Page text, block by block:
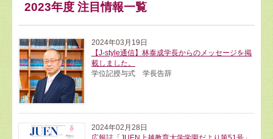
2023年度 注目情報一覧
2024年03月19日
【J-style通信】林泰成学長からのメッセージを掲
載しました。
学位記授与式 学長告辞
2024年02月28日